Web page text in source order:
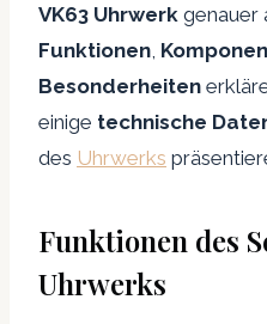
VK63 Uhrwerk genauer
Funktionen,
Besonderheiten
einige technische
des Uhrwerks
Funktionen des
Uhrwerks